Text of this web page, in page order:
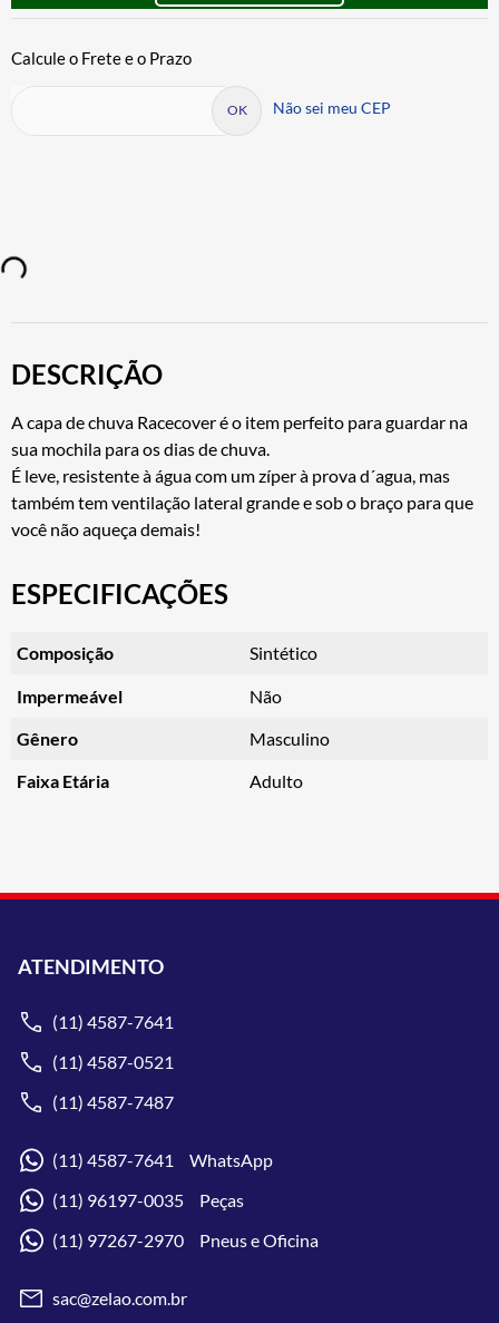
Não sei meu CEP
DESCRIÇÃO
A capa de chuva Racecover é o item perfeito para guardar na
sua mochila para os dias de chuva.
É leve, resistente à água com um zíper à prova d´agua, mas
também tem ventilação lateral grande e sob o braço para que
você não aqueça demais!
ESPECIFICAÇÕES
Composição Sintético
Impermeável Não
Gênero Masculino
Faixa Etária Adulto
ATENDIMENTO
(11) 4587-7641
(11) 4587-0521
(11) 4587-7487
(11) 4587-7641 WhatsApp
(11) 96197-0035 Peças
(11) 97267-2970 Pneus e Oficina
sac@zelao.com.br